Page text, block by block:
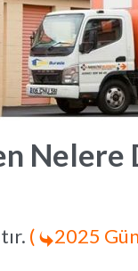
( 2025